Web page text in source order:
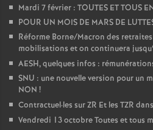
Mardi 7 février : TOUTES ET TOUS
POUR UN MOIS DE MARS DE
Réforme Borne/Macron des
mobilisations et on continuera
AESH, quelques infos :
SNU : une nouvelle version pour un
NON !
Contractuel·les sur ZR Et les TZR
Vendredi 13 octobre Toutes et tous